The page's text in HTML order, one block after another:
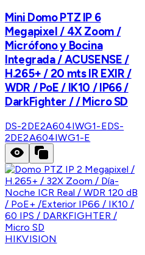
Mini Domo PTZ IP 6
Megapixel / 4X Zoom /
Micrófono y Bocina
Integrada / ACUSENSE /
H.265+ / 20 mts IR EXIR /
WDR / PoE / IK10 / IP66 /
DarkFighter / / Micro SD
DS-2DE2A604IWG1-EDS-
2DE2A604IWG1-E
HIKVISION